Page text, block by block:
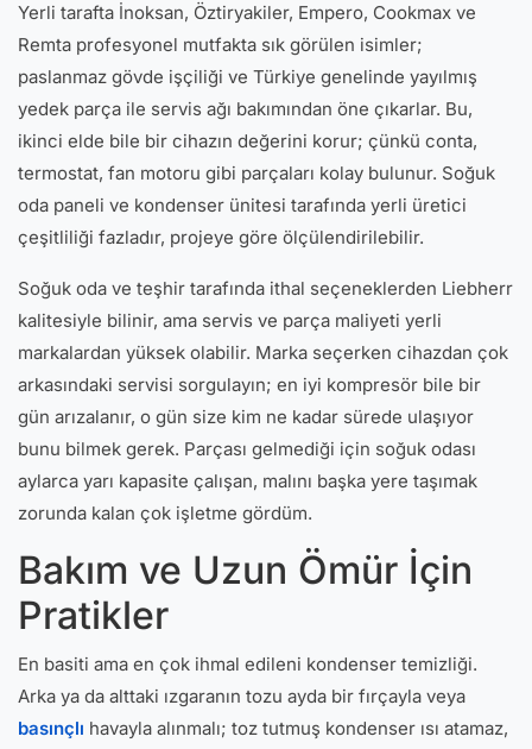
Yerli tarafta İnoksan, Öztiryakiler, Empero, Cookmax ve
Remta profesyonel mutfakta sık görülen isimler;
paslanmaz gövde işçiliği ve Türkiye genelinde yayılmış
yedek parça ile servis ağı bakımından öne çıkarlar. Bu,
ikinci elde bile bir cihazın değerini korur; çünkü conta,
termostat, fan motoru gibi parçaları kolay bulunur. Soğuk
oda paneli ve kondenser ünitesi tarafında yerli üretici
çeşitliliği fazladır, projeye göre ölçülendirilebilir.
Soğuk oda ve teşhir tarafında ithal seçeneklerden Liebherr
kalitesiyle bilinir, ama servis ve parça maliyeti yerli
markalardan yüksek olabilir. Marka seçerken cihazdan çok
arkasındaki servisi sorgulayın; en iyi kompresör bile bir
gün arızalanır, o gün size kim ne kadar sürede ulaşıyor
bunu bilmek gerek. Parçası gelmediği için soğuk odası
aylarca yarı kapasite çalışan, malını başka yere taşımak
zorunda kalan çok işletme gördüm.
Bakım ve Uzun Ömür İçin
Pratikler
En basiti ama en çok ihmal edileni kondenser temizliği.
Arka ya da alttaki ızgaranın tozu ayda bir fırçayla veya
basınçlı havayla alınmalı; toz tutmuş kondenser ısı atamaz,